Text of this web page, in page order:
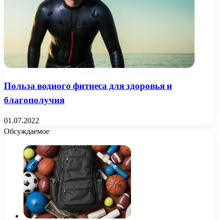
Польза водного фитнеса для здоровья и
благополучия
01.07.2022
Обсуждаемое